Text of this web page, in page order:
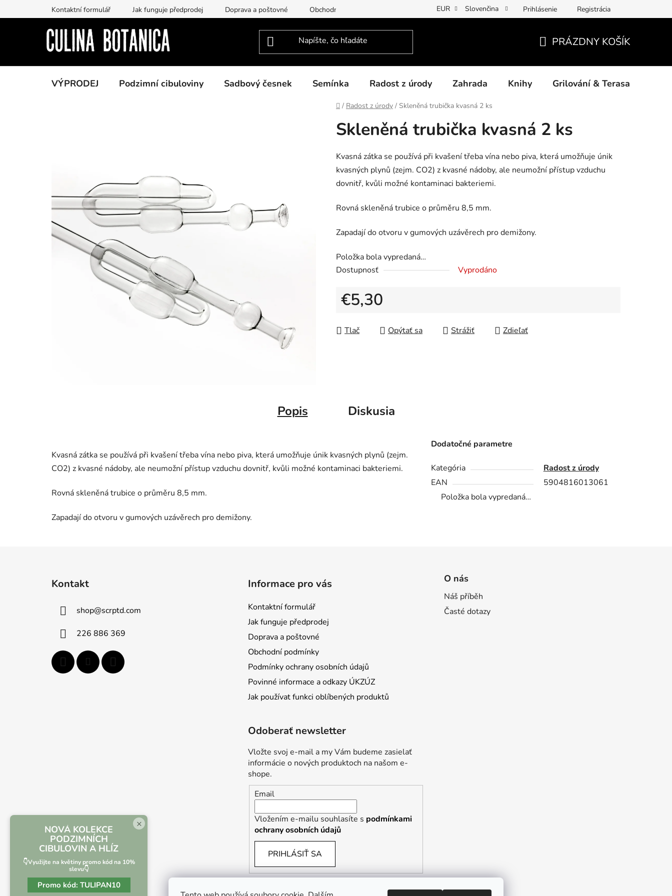
na
Kontaktní formulář Jak funguje předprodej Doprava a poštovné Obchodní podmínky Podmínky ochrany osobních údajů Povinné informace a odkazy ÚKZÚZ
EUR Slovenčina Prihlásenie Registrácia
KOŠÍK
PRÁZDNY KOŠÍK
VÝPRODEJ Podzimní cibuloviny Sadbový česnek Semínka Radost z úrody Zahrada Knihy Grilování & Terasa
Domov
/ Radost z úrody / Skleněná trubička kvasná 2 ks
Skleněná trubička kvasná 2 ks
Kvasná zátka se používá při kvašení třeba vína nebo piva, která umožňuje únik
kvasných plynů (zejm. CO2) z kvasné nádoby, ale neumožní přístup vzduchu
dovnitř, kvůli možné kontaminaci bakteriemi.
Rovná skleněná trubice o průměru 8,5 mm.
Zapadají do otvoru v gumových uzávěrech pro demižony.
Položka bola vypredaná…
Dostupnosť
Vyprodáno
€5,30
Tlač
Opýtať sa Strážiť Zdieľať
Popis Diskusia
Kvasná zátka se používá při kvašení třeba vína nebo piva, která umožňuje únik kvasných plynů (zejm.
CO2) z kvasné nádoby, ale neumožní přístup vzduchu dovnitř, kvůli možné kontaminaci bakteriemi.
Rovná skleněná trubice o průměru 8,5 mm.
Zapadají do otvoru v gumových uzávěrech pro demižony.
Dodatočné parametre
Kategória
Radost z úrody
EAN
5904816013061
Položka bola vypredaná…
Kontakt
shop@scrptd.com
226 886 369
Informace pro vás
Kontaktní formulář
Jak funguje předprodej
Doprava a poštovné
Obchodní podmínky
Podmínky ochrany osobních údajů
Povinné informace a odkazy ÚKZÚZ
Jak používat funkci oblíbených produktů
O nás
Náš příběh
Časté dotazy
Odoberať newsletter
Vložte svoj e-mail a my Vám budeme zasielať
informácie o nových produktoch na našom e-
shope.
Email
Vložením e-mailu souhlasíte s podmínkami
ochrany osobních údajů
PRIHLÁSIŤ SA
×
NOVÁ KOLEKCE
PODZIMNÍCH
CIBULOVIN A HLÍZ
👇Využijte na květiny promo kód na 10%
slevu👇
Promo kód: TULIPAN10